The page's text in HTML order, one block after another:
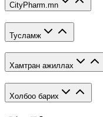
CityPharm.mn
Тусламж
Хамтран ажиллах
Холбоо барих